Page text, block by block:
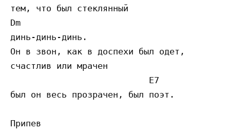
тем, что был стеклянный
Dm
динь-динь-динь.
Он в звон, как в доспехи был одет,
счастлив или мрачен
                           E7
был он весь прозрачен, был поэт.
Припев